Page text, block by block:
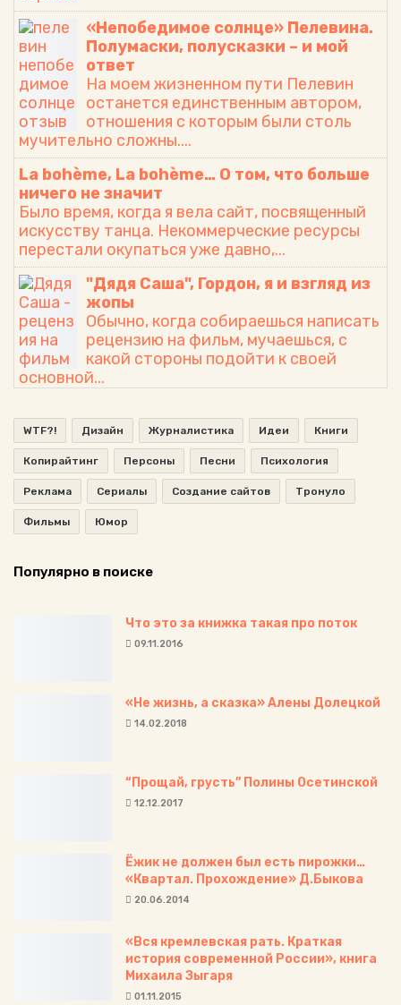
параллельн
ой
вселенной!
реклама:
«Читай
книги — будь
личностью!»
лекции о
радикально
м
достижении
успеха
Разожги
огонь
истинных
желаний!
Немного о
причинах и
основаниях
Tags Психология
«Непобедимое солнце» Пелевина.
Полумаски, полусказки – и мой
ответ
На моем жизненном пути Пелевин
останется единственным автором,
отношения с которым были столь
мучительно сложны....
La bohème, La bohème… О том, что больше
ничего не значит
Было время, когда я вела сайт, посвященный
искусству танца. Некоммерческие ресурсы
перестали окупаться уже давно,...
"Дядя Саша", Гордон, я и взгляд из
жопы
Обычно, когда собираешься написать
рецензию на фильм, мучаешься, с
какой стороны подойти к своей
основной...
WTF?! Дизайн Журналистика Идеи Книги
Копирайтинг Персоны Песни Психология
Реклама Сериалы Создание сайтов Тронуло
Фильмы Юмор
Популярно в поиске
Что это за книжка такая про поток
09.11.2016
«Не жизнь, а сказка» Алены Долецкой
14.02.2018
“Прощай, грусть” Полины Осетинской
12.12.2017
Ёжик не должен был есть пирожки…
«Квартал. Прохождение» Д.Быкова
20.06.2014
«Вся кремлевская рать. Краткая
история современной России», книга
Михаила Зыгаря
01.11.2015